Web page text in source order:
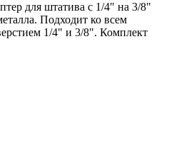
для штатива с 1/4" на 3/8"
Подходит ко всем
1/4" и 3/8". Комплект